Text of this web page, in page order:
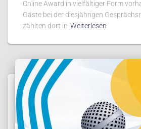
Online Award in vielfältiger Form
Gäste bei der diesjährigen
zählten dort in Weiterlesen